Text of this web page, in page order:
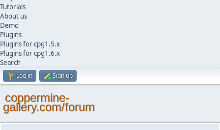
Tutorials
About us
Demo
Plugins
Plugins for cpg1.5.x
Plugins for cpg1.6.x
Search
Log in Sign up
coppermine-
gallery.com/forum